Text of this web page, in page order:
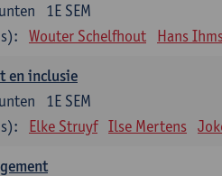
1E SEM
Wouter Schelfhout Hans
en inclusie
1E SEM
Elke Struyf Ilse Mertens